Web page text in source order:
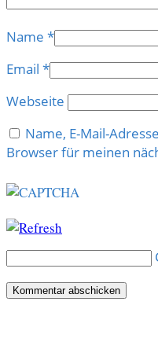
Name *
Email *
Webseite
Name, E-Mail-
Browser für meinen